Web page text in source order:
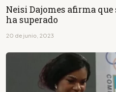
Neisi Dajomes afirma
ha superado
20 de junio, 2023